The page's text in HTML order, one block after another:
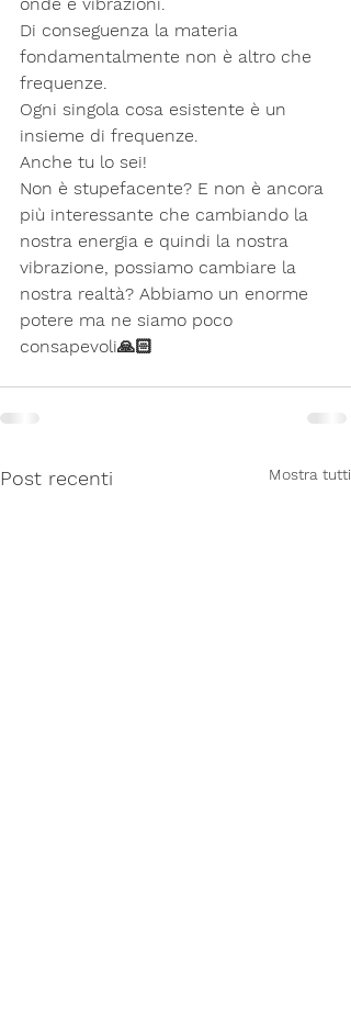
Di conseguenza la materia
fondamentalmente non è altro che
frequenze.
Ogni singola cosa esistente è un
insieme di frequenze.
Anche tu lo sei!
Non è stupefacente? E non è ancora
più interessante che cambiando la
nostra energia e quindi la nostra
vibrazione, possiamo cambiare la
nostra realtà? Abbiamo un enorme
potere ma ne siamo poco
consapevoli🙏🏻
Post recenti Mostra tutti